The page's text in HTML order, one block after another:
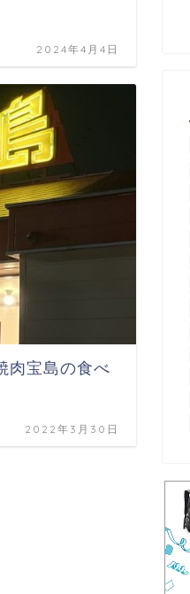
2024年4月4日
肉宝島の食べ
2022年3月30日